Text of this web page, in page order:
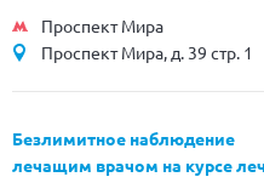
Проспект Мира
Проспект Мира, д. 39 стр. 1
Безлимитное наблюдение
лечащим врачом на курсе